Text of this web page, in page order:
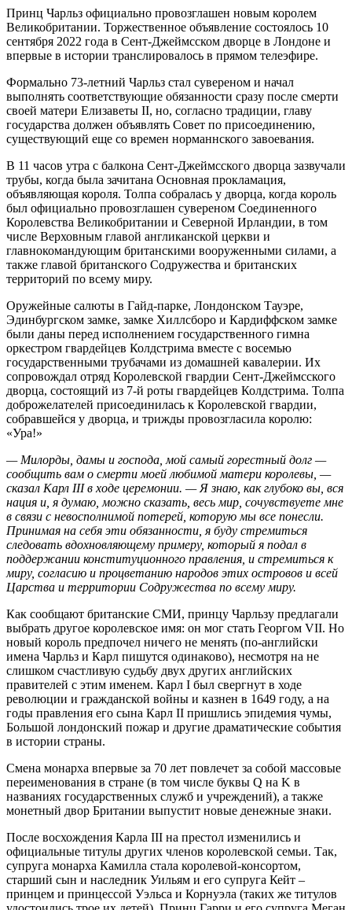
Принц Чарльз официально провозглашен новым королем
Великобритании. Торжественное объявление состоялось 10
сентября 2022 года в Сент-Джеймсском дворце в Лондоне и
впервые в истории транслировалось в прямом телеэфире.
Формально 73-летний Чарльз стал сувереном и начал
выполнять соответствующие обязанности сразу после смерти
своей матери Елизаветы II, но, согласно традиции, главу
государства должен объявлять Совет по присоединению,
существующий еще со времен норманнского завоевания.
В 11 часов утра с балкона Сент-Джеймсского дворца зазвучали
трубы, когда была зачитана Основная прокламация,
объявляющая короля. Толпа собралась у дворца, когда король
был официально провозглашен сувереном Соединенного
Королевства Великобритании и Северной Ирландии, в том
числе Верховным главой англиканской церкви и
главнокомандующим британскими вооруженными силами, а
также главой британского Содружества и британских
территорий по всему миру.
Оружейные салюты в Гайд-парке, Лондонском Тауэре,
Эдинбургском замке, замке Хиллсборо и Кардиффском замке
были даны перед исполнением государственного гимна
оркестром гвардейцев Колдстрима вместе с восемью
государственными трубачами из домашней кавалерии. Их
сопровождал отряд Королевской гвардии Сент-Джеймсского
дворца, состоящий из 7-й роты гвардейцев Колдстрима. Толпа
доброжелателей присоединилась к Королевской гвардии,
собравшейся у дворца, и трижды провозгласила королю:
«Ура!»
— Милорды, дамы и господа, мой самый горестный долг —
сообщить вам о смерти моей любимой матери королевы, —
сказал Карл III в ходе церемонии. — Я знаю, как глубоко вы, вся
нация и, я думаю, можно сказать, весь мир, сочувствуете мне
в связи с невосполнимой потерей, которую мы все понесли.
Принимая на себя эти обязанности, я буду стремиться
следовать вдохновляющему примеру, который я подал в
поддержании конституционного правления, и стремиться к
миру, согласию и процветанию народов этих островов и всей
Царства и территории Содружества по всему миру.
Как сообщают британские СМИ, принцу Чарльзу предлагали
выбрать другое королевское имя: он мог стать Георгом VII. Но
новый король предпочел ничего не менять (по-английски
имена Чарльз и Карл пишутся одинаково), несмотря на не
слишком счастливую судьбу двух других английских
правителей с этим именем. Карл I был свергнут в ходе
революции и гражданской войны и казнен в 1649 году, а на
годы правления его сына Карл II пришлись эпидемия чумы,
Большой лондонский пожар и другие драматические события
в истории страны.
Смена монарха впервые за 70 лет повлечет за собой массовые
переименования в стране (в том числе буквы Q на K в
названиях государственных служб и учреждений), а также
монетный двор Британии выпустит новые денежные знаки.
После восхождения Карла III на престол изменились и
официальные титулы других членов королевской семьи. Так,
супруга монарха Камилла стала королевой-консортом,
старший сын и наследник Уильям и его супруга Кейт –
принцем и принцессой Уэльса и Корнуэла (таких же титулов